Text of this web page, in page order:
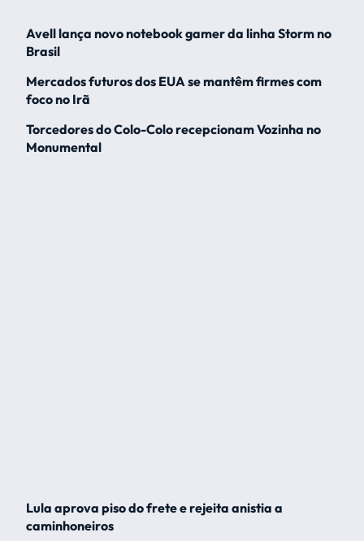
Avell lança novo notebook gamer da linha Storm no
Brasil
Mercados futuros dos EUA se mantêm firmes com
foco no Irã
Torcedores do Colo-Colo recepcionam Vozinha no
Monumental
Lula aprova piso do frete e rejeita anistia a
caminhoneiros